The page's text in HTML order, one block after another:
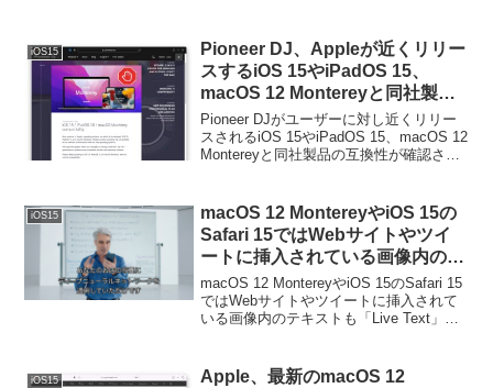
iOS15
Pioneer DJ、Appleが近くリリー
スするiOS 15やiPadOS 15、
macOS 12 Montereyと同社製品
の互換性が確認されるまでアップ
デートを控えるようユーザーに通
知。
Pioneer DJがユーザーに対し近くリリー
スされるiOS 15やiPadOS 15、macOS 12
Montereyと同社製品の互換性が確認され
iOS15
macOS 12 MontereyやiOS 15の
Safari 15ではWebサイトやツイ
ートに挿入されている画像内のテ
キストも「Live Text」で抽出可
能に。
macOS 12 MontereyやiOS 15のSafari 15
ではWebサイトやツイートに挿入されて
いる画像内のテキストも「Live Text」で
iOS15
Apple、最新のmacOS 12